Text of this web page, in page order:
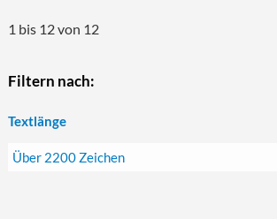
1 bis 12 von 12
Filtern nach:
Textlänge
Über 2200 Zeichen